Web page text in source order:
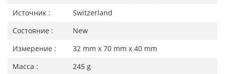
Источник :
Switzerland
Состояние :
New
Измерение :
32 mm x 70 mm x 40 mm
Масса :
245 g